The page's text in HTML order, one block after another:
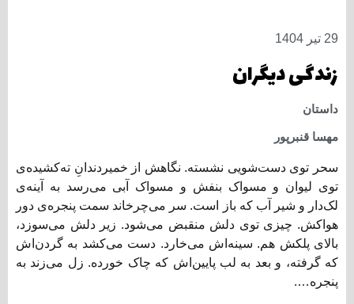
29 تیر 1404
زندگی دیگران
داستان
مهسا قنبرپور
سحر توی دست‌شویی نشسته. نگاهش از خمیردندانِ ته‌کشیده‌ی
توی لیوان و مسواک بنفش و مسواک آبی می‌رسد به آینه‌ی
لک‌دار و شیر آب که باز است. سر می‌چرخاند سمت پنجره‌ی دور
هواکش. چیزی توی دلش منقبض می‌شود. زیر دلش می‌سوزد،
بالای پلکش هم. سینه‌اش می‌خارد. دست می‌کشد به گردن‌اش
که گرفته، و بعد به لب پایین‌اش که چاک خورده. زل می‌زند به
پنجره….